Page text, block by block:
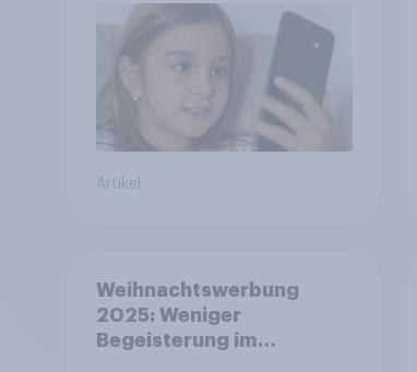
Artikel
Weihnachtswerbung
2025: Weniger
Begeisterung im